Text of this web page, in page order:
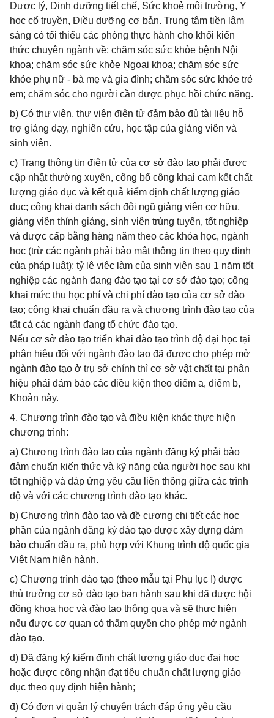
Dược lý, Dinh dưỡng tiết chế, Sức khoẻ môi trường, Y
học cổ truyền, Điều dưỡng cơ bản. Trung tâm tiền lâm
sàng có tối thiểu các phòng thực hành cho khối kiến
thức chuyên ngành về: chăm sóc sức khỏe bệnh Nội
khoa; chăm sóc sức khỏe Ngoại khoa; chăm sóc sức
khỏe phụ nữ - bà mẹ và gia đình; chăm sóc sức khỏe trẻ
em; chăm sóc cho người cần được phục hồi chức năng.
b) Có thư viện, thư viện điện tử đảm bảo đủ tài liệu hỗ
trợ giảng dạy, nghiên cứu, học tập của giảng viên và
sinh viên.
c) Trang thông tin điện tử của cơ sở đào tạo phải được
cập nhật thường xuyên, công bố công khai cam kết chất
lượng giáo dục và kết quả kiểm định chất lượng giáo
dục; công khai danh sách đội ngũ giảng viên cơ hữu,
giảng viên thỉnh giảng, sinh viên trúng tuyển, tốt nghiệp
và được cấp bằng hàng năm theo các khóa học, ngành
học (trừ các ngành phải bảo mật thông tin theo quy định
của pháp luật); tỷ lệ việc làm của sinh viên sau 1 năm tốt
nghiệp các ngành đang đào tạo tại cơ sở đào tạo; công
khai mức thu học phí và chi phí đào tạo của cơ sở đào
tạo; công khai chuẩn đầu ra và chương trình đào tạo của
tất cả các ngành đang tổ chức đào tạo.
Nếu cơ sở đào tạo triển khai đào tạo trình độ đại học tại
phân hiệu đối với ngành đào tạo đã được cho phép mở
ngành đào tạo ở trụ sở chính thì cơ sở vật chất tại phân
hiệu phải đảm bảo các điều kiện theo điểm a, điểm b,
Khoản này.
4. Chương trình đào tạo và điều kiện khác thực hiện
chương trình:
a) Chương trình đào tạo của ngành đăng ký phải bảo
đảm chuẩn kiến thức và kỹ năng của người học sau khi
tốt nghiệp và đáp ứng yêu cầu liên thông giữa các trình
độ và với các chương trình đào tạo khác.
b) Chương trình đào tạo và đề cương chi tiết các học
phần của ngành đăng ký đào tạo được xây dựng đảm
bảo chuẩn đầu ra, phù hợp với Khung trình độ quốc gia
Việt Nam hiện hành.
c) Chương trình đào tạo (theo mẫu tại Phụ lục I) được
thủ trưởng cơ sở đào tạo ban hành sau khi đã được hội
đồng khoa học và đào tạo thông qua và sẽ thực hiện
nếu được cơ quan có thẩm quyền cho phép mở ngành
đào tạo.
d) Đã đăng ký kiểm định chất lượng giáo dục đại học
hoặc được công nhận đạt tiêu chuẩn chất lượng giáo
dục theo quy định hiện hành;
đ) Có đơn vị quản lý chuyên trách đáp ứng yêu cầu